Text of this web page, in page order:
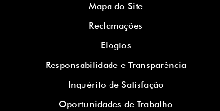
Mapa do Site
Reclamações
Elogios
Responsabilidade e Transparência
Inquérito de Satisfação
Oportunidades de Trabalho